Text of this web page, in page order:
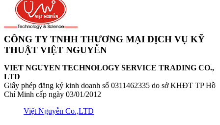
CÔNG TY TNHH THƯƠNG MẠI DỊCH VỤ KỸ
THUẬT VIỆT NGUYỄN
VIET NGUYEN TECHNOLOGY SERVICE TRADING CO.,
LTD
Giấy phép đăng ký kinh doanh số 0311462335 do sở KHĐT TP Hồ
Chí Minh cấp ngày 03/01/2012
Việt Nguyễn Co.,LTD